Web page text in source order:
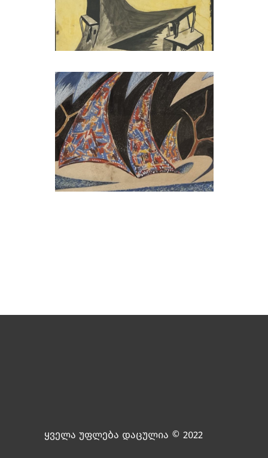
ყველა უფლება დაცულია © 2022